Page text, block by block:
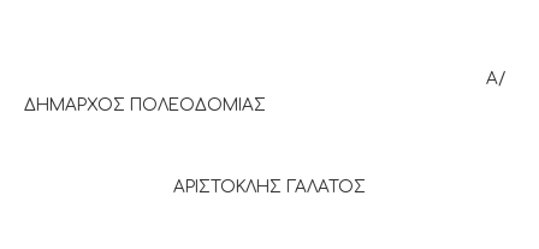
Α/
ΔΗΜΑΡΧΟΣ ΠΟΛΕΟΔΟΜΙΑΣ
ΑΡΙΣΤΟΚΛΗΣ ΓΑΛΑΤΟΣ